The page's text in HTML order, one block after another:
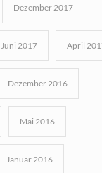
Dezember 2017
Juni 2017 April
Dezember 2016
Mai 2016
Januar 2016